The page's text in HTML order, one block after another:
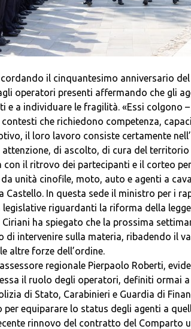
il cinquantesimo anniversario
operatori presenti affermando che gli
e a individuare le fragilità. «Essi colgono
che richiedono competenza,
il loro lavoro consiste certamente
di ascolto, di cura del territorio
con il ritrovo dei partecipanti e il corteo
unità cinofile, moto, auto e agenti a
Castello. In questa sede il ministro per i
riguardanti la riforma della
ha spiegato che la prossima
di intervenire sulla materia, ribadendo il
altre forze dell’ordine.
regionale Pierpaolo Roberti,
il ruolo degli operatori, definiti ormai
di Stato, Carabinieri e Guardia di
per equiparare lo status degli agenti a
rinnovo del contratto del Comparto